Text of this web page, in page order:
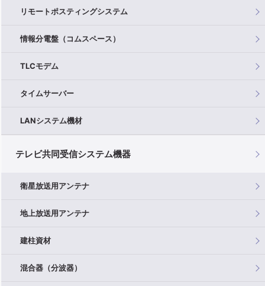
リモートポスティングシステム
情報分電盤（コムスペース）
TLCモデム
タイムサーバー
LANシステム機材
テレビ共同受信システム機器
衛星放送用アンテナ
地上放送用アンテナ
建柱資材
混合器（分波器）